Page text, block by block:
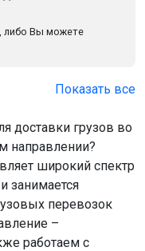
либо Вы можете
Показать все
доставки грузов во
направлении?
широкий спектр
занимается
перевозок
–
работаем с